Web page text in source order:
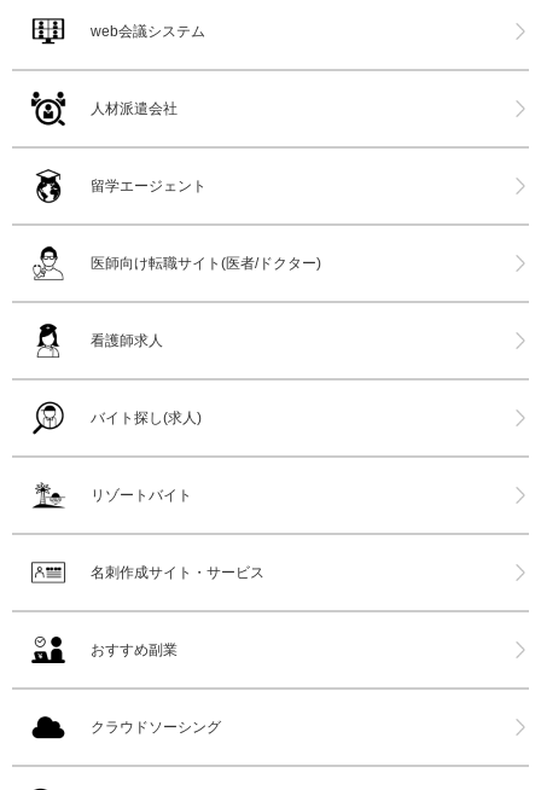
web会議システム
人材派遣会社
留学エージェント
医師向け転職サイト(医者/ドクター)
看護師求人
バイト探し(求人)
リゾートバイト
名刺作成サイト・サービス
おすすめ副業
クラウドソーシング